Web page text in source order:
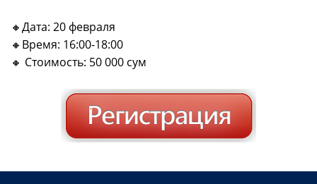
🔸Дата: 20 февраля
🔸Время: 16:00-18:00
🔸 Стоимость: 50 000 сум